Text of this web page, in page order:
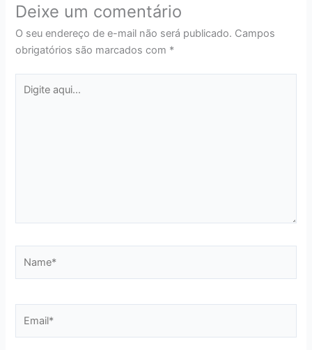
Deixe um comentário
O seu endereço de e-mail não será publicado. Campos
obrigatórios são marcados com *
aqui...